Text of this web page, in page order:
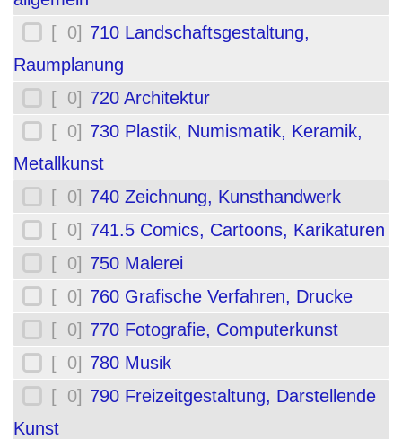
[ 0] 710 Landschaftsgestaltung,
Raumplanung
[ 0] 720 Architektur
[ 0] 730 Plastik, Numismatik, Keramik,
Metallkunst
[ 0] 740 Zeichnung, Kunsthandwerk
[ 0] 741.5 Comics, Cartoons, Karikaturen
[ 0] 750 Malerei
[ 0] 760 Grafische Verfahren, Drucke
[ 0] 770 Fotografie, Computerkunst
[ 0] 780 Musik
[ 0] 790 Freizeitgestaltung, Darstellende
Kunst